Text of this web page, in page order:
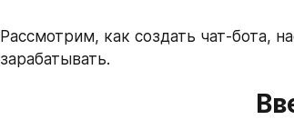
Рассмотрим, как создать чат-бота,
зарабатывать.